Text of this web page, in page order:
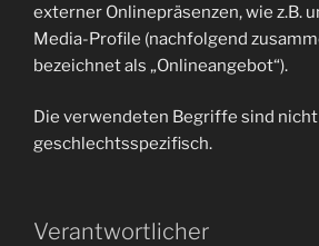
externer Onlinepräsenzen, wie z.B.
Media-Profile (nachfolgend
bezeichnet als „Onlineangebot“).
Die verwendeten Begriffe sind nicht
geschlechtsspezifisch.
Verantwortlicher